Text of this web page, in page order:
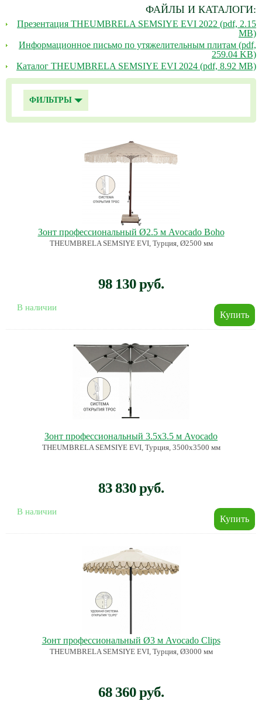
ФАЙЛЫ И КАТАЛОГИ:
Презентация THEUMBRELA SEMSIYE EVI 2022 (pdf, 2.15
MB)
Информационное письмо по утяжелительным плитам (pdf,
259.04 KB)
Каталог THEUMBRELA SEMSIYE EVI 2024 (pdf, 8.92 MB)
ФИЛЬТРЫ
Зонт профессиональный Ø2.5 м Avocado Boho
THEUMBRELA SEMSIYE EVI, Турция, Ø2500 мм
98 130 руб.
В наличии
Зонт профессиональный 3.5х3.5 м Avocado
THEUMBRELA SEMSIYE EVI, Турция, 3500х3500 мм
83 830 руб.
В наличии
Зонт профессиональный Ø3 м Avocado Clips
THEUMBRELA SEMSIYE EVI, Турция, Ø3000 мм
68 360 руб.